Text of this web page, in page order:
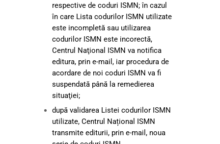
respective de coduri ISMN; în cazul
în care Lista codurilor ISMN utilizate
este incompletă sau utilizarea
codurilor ISMN este incorectă,
Centrul Naţional ISMN va notifica
editura, prin e-mail, iar procedura de
acordare de noi coduri ISMN va fi
suspendată până la remedierea
situaţiei;
după validarea Listei codurilor ISMN
utilizate, Centrul Național ISMN
transmite editurii, prin e-mail, noua